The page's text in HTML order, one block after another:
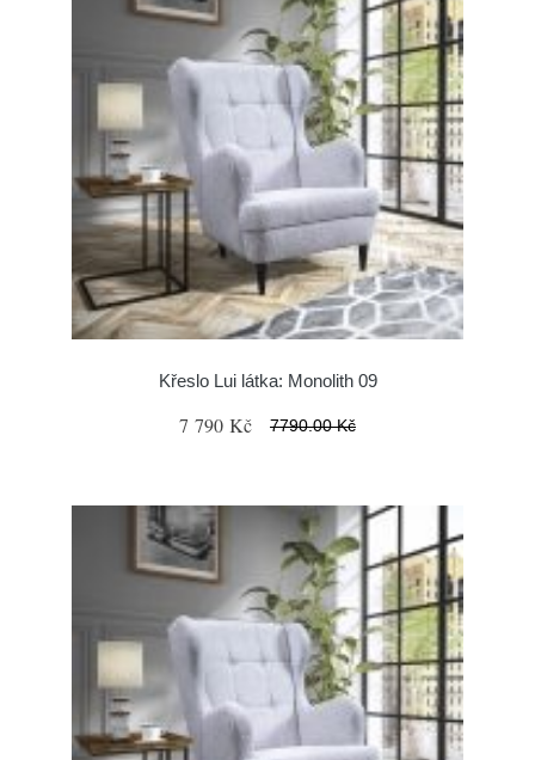
Křeslo Lui látka: Monolith 09
7 790 Kč 7790.00 Kč